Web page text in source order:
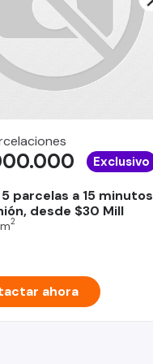
parcelas a 15 minutos
desde $30 Mill
Exclusivo
2
ahora